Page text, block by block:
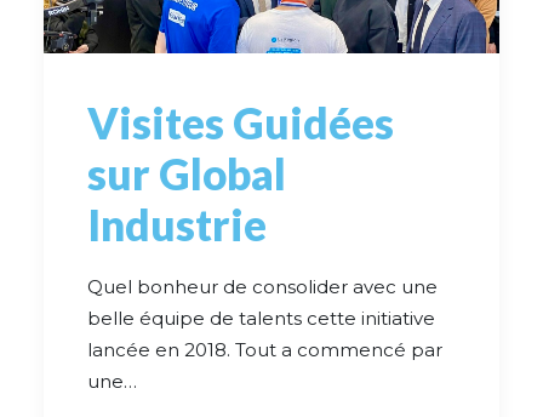
Visites Guidées
sur Global
Industrie
Quel bonheur de consolider avec une
belle équipe de talents cette initiative
lancée en 2018. Tout a commencé par
une…